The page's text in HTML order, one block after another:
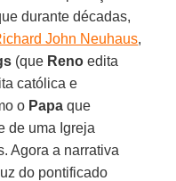
durante décadas,
John Neuhaus,
(que Reno edita
católica e
o Papa que
de uma Igreja
Agora a narrativa
do pontificado